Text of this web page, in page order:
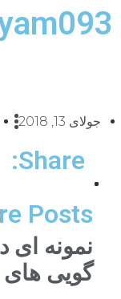
جولای 13, 2018
Share:
Posts
نمونه ای
گویی های